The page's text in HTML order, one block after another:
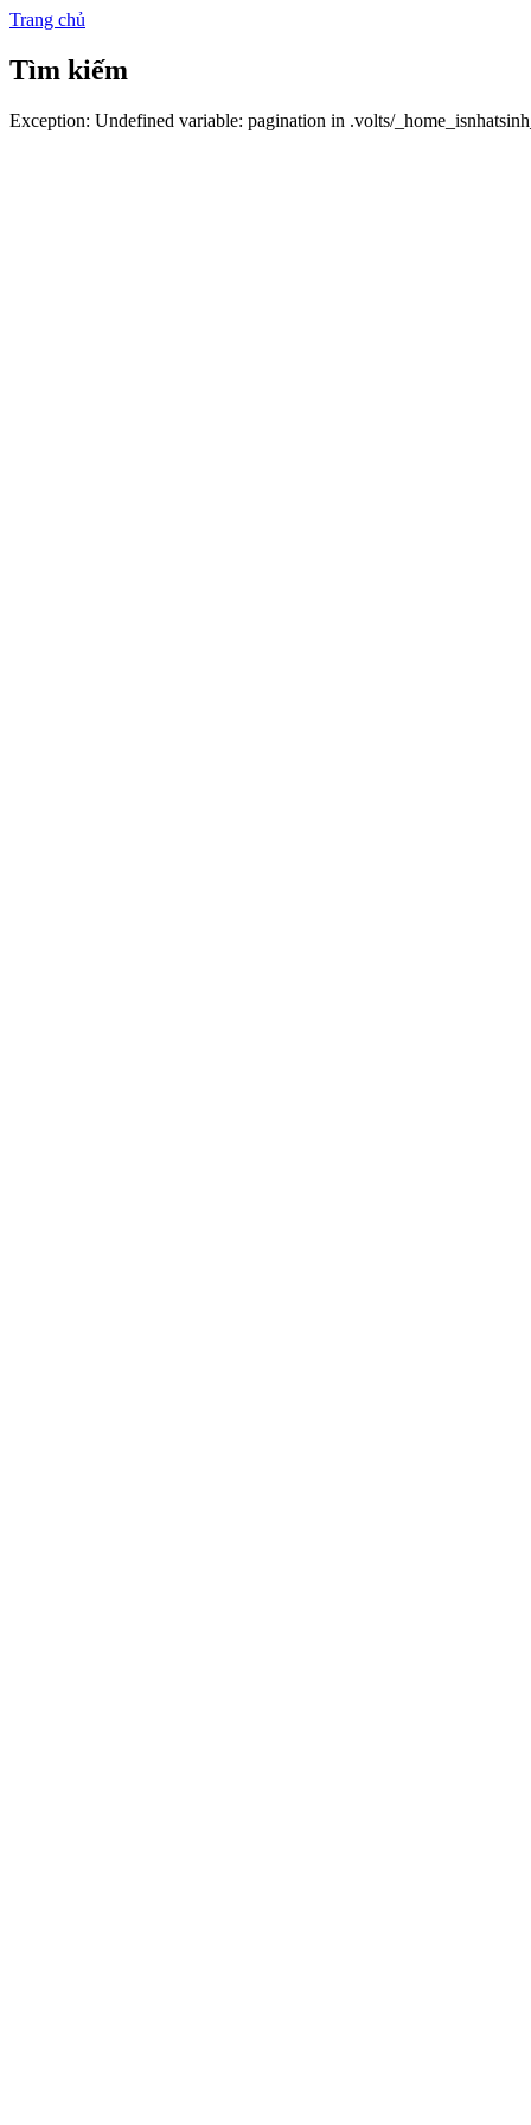
Trang chủ
Tìm kiếm
Exception: Undefined variable: pagination in .volts/